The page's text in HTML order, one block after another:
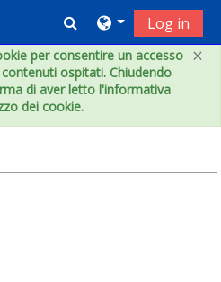
×
per consentire un accesso
ospitati. Chiudendo
di aver letto l'informativa
dei cookie.
Toggle search
Log in